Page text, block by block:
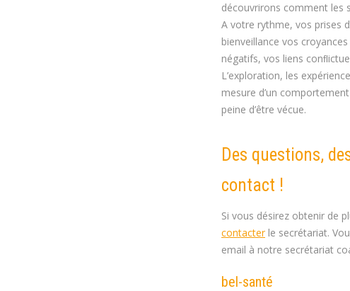
découvrirons comment les
A votre rythme, vos prises
bienveillance vos
négatifs, vos liens
L’exploration, les
mesure d’un
peine d’être vécue.
Des questions,
contact !
Si vous désirez obtenir de
contacterle secrétariat.
email à notre secrétariat
bel-santé